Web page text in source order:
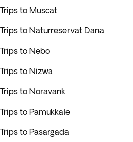
Trips to Muscat
Trips to Naturreservat Dana
Trips to Nebo
Trips to Nizwa
Trips to Noravank
Trips to Pamukkale
Trips to Pasargada